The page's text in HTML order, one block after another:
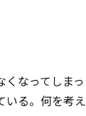
なってしま
いる。何を考